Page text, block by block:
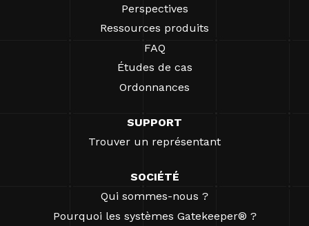
Perspectives
Ressources produits
FAQ
Études de cas
Ordonnances
SUPPORT
Trouver un représentant
SOCIÉTÉ
Qui sommes-nous ?
Pourquoi les systèmes Gatekeeper® ?